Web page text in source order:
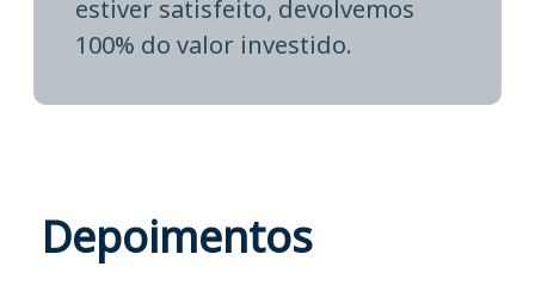
estiver satisfeito, devolvemos
100% do valor investido.
Depoimentos